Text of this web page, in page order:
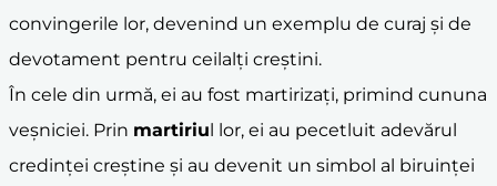
convingerile lor, devenind un exemplu de curaj și de
devotament pentru ceilalți creștini.
În cele din urmă, ei au fost martirizați, primind cununa
veșniciei. Prin martiriul lor, ei au pecetluit adevărul
credinței creștine și au devenit un simbol al biruinței